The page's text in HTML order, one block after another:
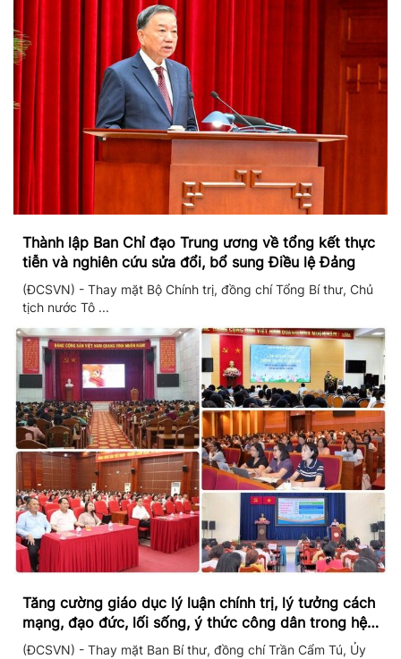
Thành lập Ban Chỉ đạo Trung ương về tổng kết thực
tiễn và nghiên cứu sửa đổi, bổ sung Điều lệ Đảng
(ĐCSVN) - Thay mặt Bộ Chính trị, đồng chí Tổng Bí thư, Chủ
tịch nước Tô ...
Tăng cường giáo dục lý luận chính trị, lý tưởng cách
mạng, đạo đức, lối sống, ý thức công dân trong hệ
thống giáo dục quốc dân
(ĐCSVN) - Thay mặt Ban Bí thư, đồng chí Trần Cẩm Tú, Ủy